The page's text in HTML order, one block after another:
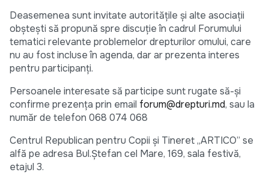
Deasemenea sunt invitate autorităţile şi alte asociaţii
obşteşti să propună spre discuţie în cadrul Forumului
tematici relevante problemelor drepturilor omului, care
nu au fost incluse în agenda, dar ar prezenta interes
pentru participanţi.
Persoanele interesate să participe sunt rugate să-şi
confirme prezenţa prin email forum@drepturi.md, sau la
număr de telefon 068 074 068
Centrul Republican pentru Copii şi Tineret „ARTICO” se
alfă pe adresa Bul.Ştefan cel Mare, 169, sala festivă,
etajul 3.